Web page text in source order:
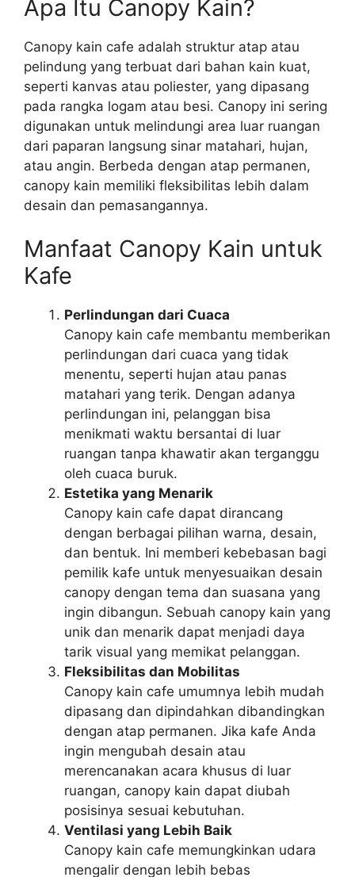
Apa Itu Canopy Kain?
Canopy kain cafe adalah struktur atap atau
pelindung yang terbuat dari bahan kain kuat,
seperti kanvas atau poliester, yang dipasang
pada rangka logam atau besi. Canopy ini sering
digunakan untuk melindungi area luar ruangan
dari paparan langsung sinar matahari, hujan,
atau angin. Berbeda dengan atap permanen,
canopy kain memiliki fleksibilitas lebih dalam
desain dan pemasangannya.
Manfaat Canopy Kain untuk
Kafe
Perlindungan dari Cuaca
Canopy kain cafe membantu memberikan
perlindungan dari cuaca yang tidak
menentu, seperti hujan atau panas
matahari yang terik. Dengan adanya
perlindungan ini, pelanggan bisa
menikmati waktu bersantai di luar
ruangan tanpa khawatir akan terganggu
oleh cuaca buruk.
Estetika yang Menarik
Canopy kain cafe dapat dirancang
dengan berbagai pilihan warna, desain,
dan bentuk. Ini memberi kebebasan bagi
pemilik kafe untuk menyesuaikan desain
canopy dengan tema dan suasana yang
ingin dibangun. Sebuah canopy kain yang
unik dan menarik dapat menjadi daya
tarik visual yang memikat pelanggan.
Fleksibilitas dan Mobilitas
Canopy kain cafe umumnya lebih mudah
dipasang dan dipindahkan dibandingkan
dengan atap permanen. Jika kafe Anda
ingin mengubah desain atau
merencanakan acara khusus di luar
ruangan, canopy kain dapat diubah
posisinya sesuai kebutuhan.
Ventilasi yang Lebih Baik
Canopy kain cafe memungkinkan udara
mengalir dengan lebih bebas